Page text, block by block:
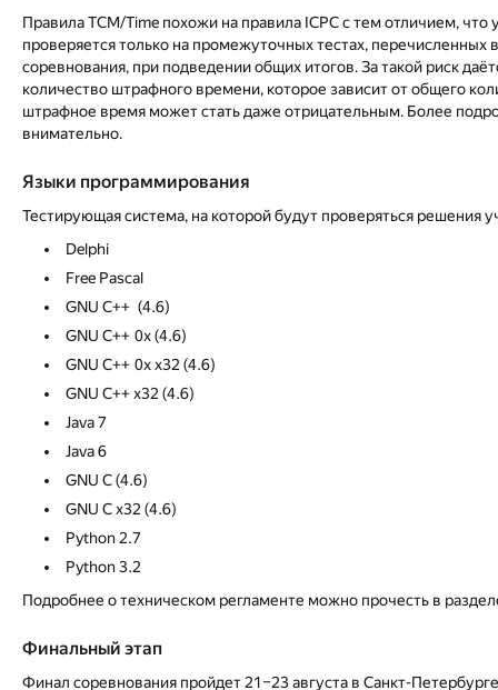
Правила TCM/Time похожи на правила ICPC с тем отличием,
проверяется только на промежуточных тестах, перечисленных
соревнования, при подведении общих итогов. За такой риск
количество штрафного времени, которое зависит от общего
штрафное время может стать даже отрицательным. Более
внимательно.
Языки программирования
Тестирующая система, на которой будут проверяться
Delphi
Free Pascal
GNU С++ (4.6)
GNU С++ 0x (4.6)
GNU С++ 0x x32 (4.6)
GNU С++ x32 (4.6)
Java 7
Java 6
GNU С (4.6)
GNU С x32 (4.6)
Python 2.7
Python 3.2
Подробнее о техническом регламенте можно прочесть в
Финальный этап
Финал соревнования пройдет 21–23 августа в Санкт-